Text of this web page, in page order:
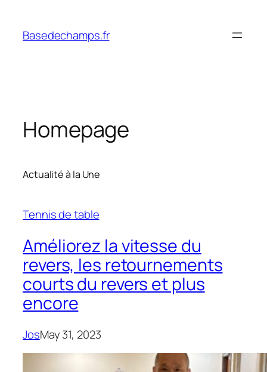
content
Basedechamps.fr
Homepage
Actualité à la Une
Tennis de table
Améliorez la vitesse du
revers, les retournements
courts du revers et plus
encore
JosMay 31, 2023